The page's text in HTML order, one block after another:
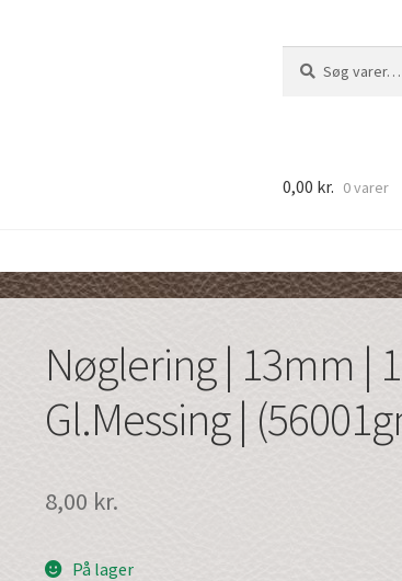
efter:
0,00 kr. 0 varer
Nøglering | 13mm |
Gl.Messing |
8,00 kr.
På lager